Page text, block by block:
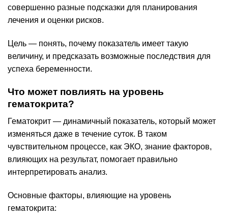
совершенно разные подсказки для планирования
лечения и оценки рисков.
Цель — понять, почему показатель имеет такую
величину, и предсказать возможные последствия для
успеха беременности.
Что может повлиять на уровень
гематокрита?
Гематокрит — динамичный показатель, который может
изменяться даже в течение суток. В таком
чувствительном процессе, как ЭКО, знание факторов,
влияющих на результат, помогает правильно
интерпретировать анализ.
Основные факторы, влияющие на уровень
гематокрита: